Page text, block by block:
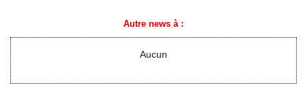
CONTACT
Autre news à :
Aucun